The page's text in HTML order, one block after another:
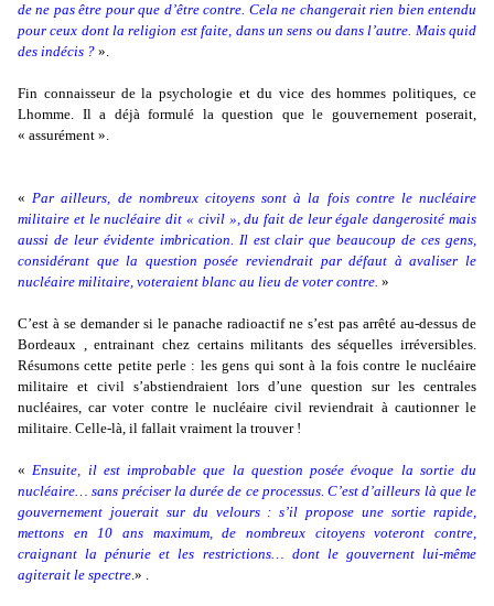
de ne pas être pour que d’être contre. Cela ne changerait rien bien entendu
pour ceux dont la religion est faite, dans un sens ou dans l’autre. Mais quid
des indécis ? ».
Fin connaisseur de la psychologie et du vice des hommes politiques, ce
Lhomme. Il a déjà formulé la question que le gouvernement poserait,
« assurément ».
«Par ailleurs, de nombreux citoyens sont à la fois contre le nucléaire
militaire et le nucléaire dit « civil », du fait de leur égale dangerosité mais
aussi de leur évidente imbrication. Il est clair que beaucoup de ces gens,
considérant que la question posée reviendrait par défaut à avaliser le
nucléaire militaire, voteraient blanc au lieu de voter contre. »
C’est à se demander si le panache radioactif ne s’est pas arrêté au-dessus de
Bordeaux , entrainant chez certains militants des séquelles irréversibles.
Résumons cette petite perle : les gens qui sont à la fois contre le nucléaire
militaire et civil s’abstiendraient lors d’une question sur les centrales
nucléaires, car voter contre le nucléaire civil reviendrait à cautionner le
militaire. Celle-là, il fallait vraiment la trouver !
«Ensuite, il est improbable que la question posée évoque la sortie du
nucléaire… sans préciser la durée de ce processus. C’est d’ailleurs là que le
gouvernement jouerait sur du velours : s’il propose une sortie rapide,
mettons en 10 ans maximum, de nombreux citoyens voteront contre,
craignant la pénurie et les restrictions… dont le gouvernent lui-même
agiterait le spectre.» .